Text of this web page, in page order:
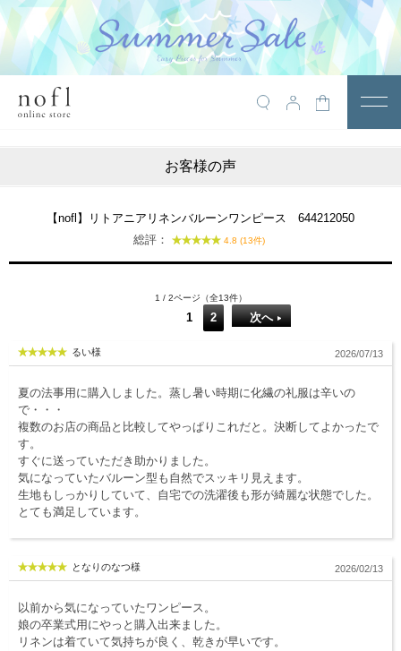
￥10,800税込以上で送料無料
アウター
ワンピース
SALE ITEM
福袋
マイページ
お買い物カゴ
お客様の声
【nofl】リトアニアリネンバルーンワンピース 644212050
総評：
4.8 (13件)
1 / 2ページ（全13件）
1 2 次へ
るい様 2026/07/13
夏の法事用に購入しました。蒸し暑い時期に化繊の礼服は辛いの
で・・・
複数のお店の商品と比較してやっぱりこれだと。決断してよかったで
す。
すぐに送っていただき助かりました。
気になっていたバルーン型も自然でスッキリ見えます。
生地もしっかりしていて、自宅での洗濯後も形が綺麗な状態でした。
とても満足しています。
となりのなつ様 2026/02/13
以前から気になっていたワンピース。
娘の卒業式用にやっと購入出来ました。
リネンは着ていて気持ちが良く、乾きが早いです。